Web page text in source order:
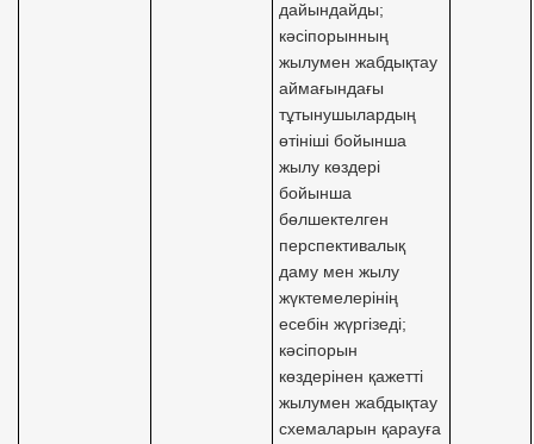
дайындайды;
кәсіпорынның
жылумен жабдықтау
аймағындағы
тұтынушылардың
өтініші бойынша
жылу көздері
бойынша
бөлшектелген
перспективалық
даму мен жылу
жүктемелерінің
есебін жүргізеді;
кәсіпорын
көздерінен қажетті
жылумен жабдықтау
схемаларын қарауға